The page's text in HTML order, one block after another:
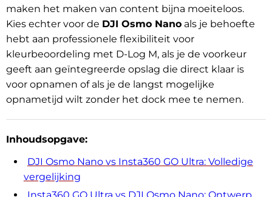
maken het maken van content bijna moeiteloos.
Kies echter voor de DJI Osmo Nano als je behoefte
hebt aan professionele flexibiliteit voor
kleurbeoordeling met D-Log M, als je de voorkeur
geeft aan geïntegreerde opslag die direct klaar is
voor opnamen of als je de langst mogelijke
opnametijd wilt zonder het dock mee te nemen.
Inhoudsopgave:
DJI Osmo Nano vs Insta360 GO Ultra: Volledige
vergelijking